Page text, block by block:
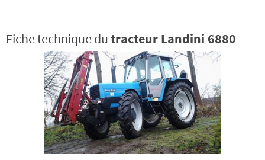
Fiche technique dutracteur Landini 6880